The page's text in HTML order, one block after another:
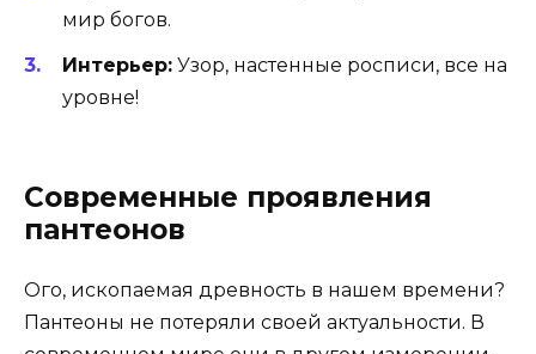
мир богов.
Интерьер: Узор, настенные росписи, все на
уровне!
Современные проявления
пантеонов
Ого, ископаемая древность в нашем времени?
Пантеоны не потеряли своей актуальности. В